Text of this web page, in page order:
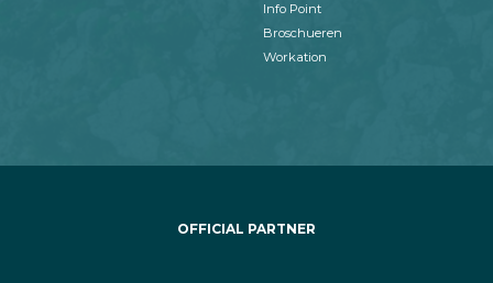
Info Point
Broschueren
Workation
OFFICIAL PARTNER